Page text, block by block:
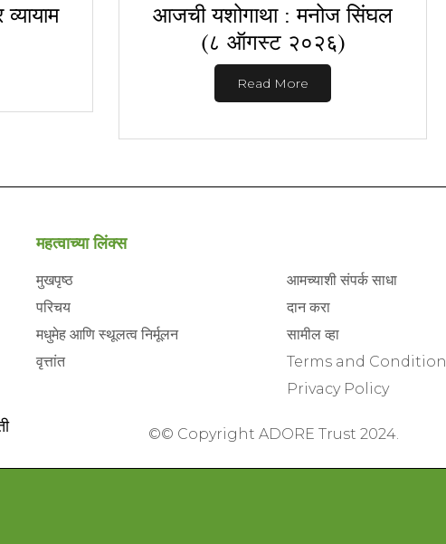
आजची यशोगाथा : मनोज सिंघल
(८ ऑगस्ट २०२६)
Read More
महत्वाच्या लिंक्स
मुखपृष्ठ
परिचय
मधुमेह आणि स्थूलत्व निर्मूलन
वृत्तांत
आमच्याशी संपर्क साधा
दान करा
सामील व्हा
Terms and Condition
Privacy Policy
©© Copyright ADORE Trust 2024.